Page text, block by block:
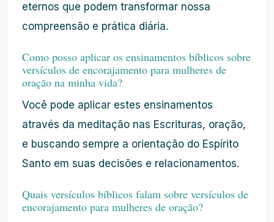
eternos que podem transformar nossa
compreensão e prática diária.
Como posso aplicar os ensinamentos bíblicos sobre
versículos de encorajamento para mulheres de
oração na minha vida?
Você pode aplicar estes ensinamentos
através da meditação nas Escrituras, oração,
e buscando sempre a orientação do Espírito
Santo em suas decisões e relacionamentos.
Quais versículos bíblicos falam sobre versículos de
encorajamento para mulheres de oração?